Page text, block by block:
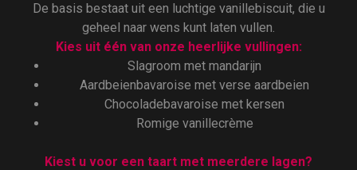
De basis bestaat uit een luchtige vanillebiscuit, die u
geheel naar wens kunt laten vullen.
Kies uit één van onze heerlijke vullingen:
Slagroom met mandarijn
Aardbeienbavaroise met verse aardbeien
Chocoladebavaroise met kersen
Romige vanillecrème
Kiest u voor een taart met meerdere lagen?